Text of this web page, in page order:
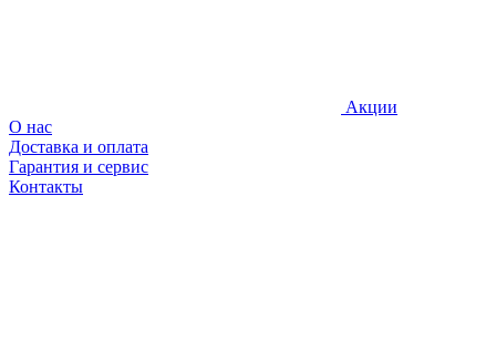
Акции
О нас
Доставка и оплата
Гарантия и сервис
Контакты